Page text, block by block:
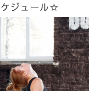
ジュール☆